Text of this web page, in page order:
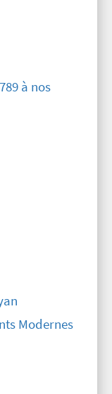
à nos
Modernes